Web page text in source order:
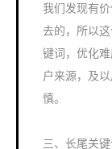
我们发现有
去的，所以
键词，优化
户来源，及
慎。
三、长尾关